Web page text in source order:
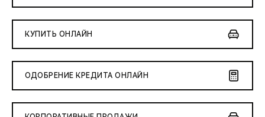
КУПИТЬ ОНЛАЙН
ОДОБРЕНИЕ КРЕДИТА ОНЛАЙН